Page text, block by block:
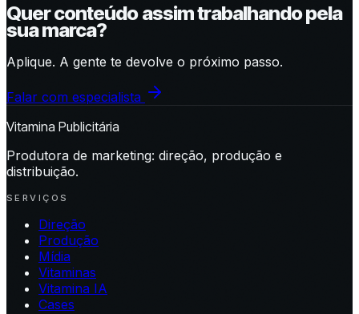
Quer conteúdo assim trabalhando pela
sua marca?
Aplique. A gente te devolve o próximo passo.
Falar com especialista
Vitamina Publicitária
Produtora de marketing: direção, produção e
distribuição.
SERVIÇOS
Direção
Produção
Mídia
Vitaminas
Vitamina IA
Cases